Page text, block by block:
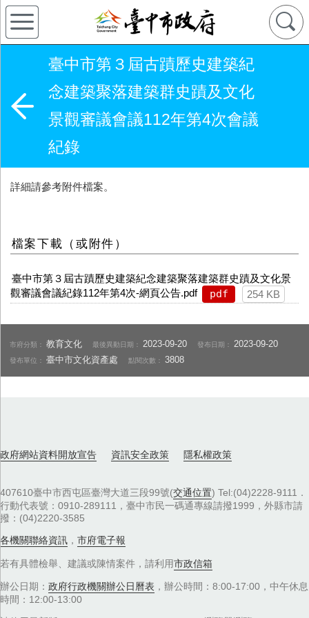
臺中市第３屆古蹟歷史建築紀
念建築聚落建築群史蹟及文化
景觀審議會議112年第4次會議
紀錄
詳細請參考附件檔案。
檔案下載（或附件）
臺中市第３屆古蹟歷史建築紀念建築聚落建築群史蹟及文化景
觀審議會議紀錄112年第4次-網頁公告.pdf
pdf 254 KB
市府分類：教育文化 最後異動日期： 2023-09-20 發布日期： 2023-09-20
發布單位：臺中市文化資產處 點閱次數：3808
政府網站資料開放宣告 資訊安全政策 隱私權政策
407610臺中市西屯區臺灣大道三段99號(交通位置) Tel:(04)2228-9111．
行動代表號：0910-289111，臺中市民一碼通專線請撥1999，外縣市請
撥：(04)2220-3585
各機關聯絡資訊 ， 市府電子報
若有具體檢舉、建議或陳情案件，請利用市政信箱
辦公日期： 政府行政機關辦公日曆表 ，辦公時間：8:00-17:00，中午休息
時間：12:00-13:00